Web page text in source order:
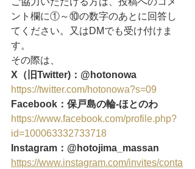
ント欄に①～⑩の数字のあとに回答し
てください。又はDMでも受け付けま
す。
その際は、
X（旧Twitter)：@hotonowa
https://twitter.com/hotonowa?s=09
Facebook：保戸島の輪‐ほとのわ
https://www.facebook.com/profile.php?
id=100063332733718
Instagram：@hotojima_massan
https://www.instagram.com/invites/conta